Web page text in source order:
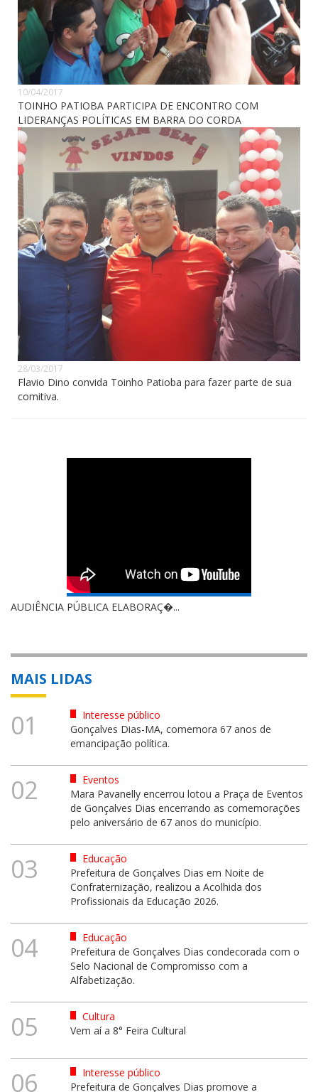
10/04/2017
TOINHO PATIOBA PARTICIPA DE ENCONTRO COM
LIDERANÇAS POLÍTICAS EM BARRA DO CORDA
28/03/2017
Flavio Dino convida Toinho Patioba para fazer parte de sua
comitiva.
AUDIÊNCIA PÚBLICA ELABORAÇ�...
MAIS LIDAS
01
Interesse público
Gonçalves Dias-MA, comemora 67 anos de
emancipação política.
02
Eventos
Mara Pavanelly encerrou lotou a Praça de Eventos
de Gonçalves Dias encerrando as comemorações
pelo aniversário de 67 anos do município.
03
Educação
Prefeitura de Gonçalves Dias em Noite de
Confraternização, realizou a Acolhida dos
Profissionais da Educação 2026.
04
Educação
Prefeitura de Gonçalves Dias condecorada com o
Selo Nacional de Compromisso com a
Alfabetização.
05
Cultura
Vem aí a 8° Feira Cultural
06
Interesse público
Prefeitura de Gonçalves Dias promove a